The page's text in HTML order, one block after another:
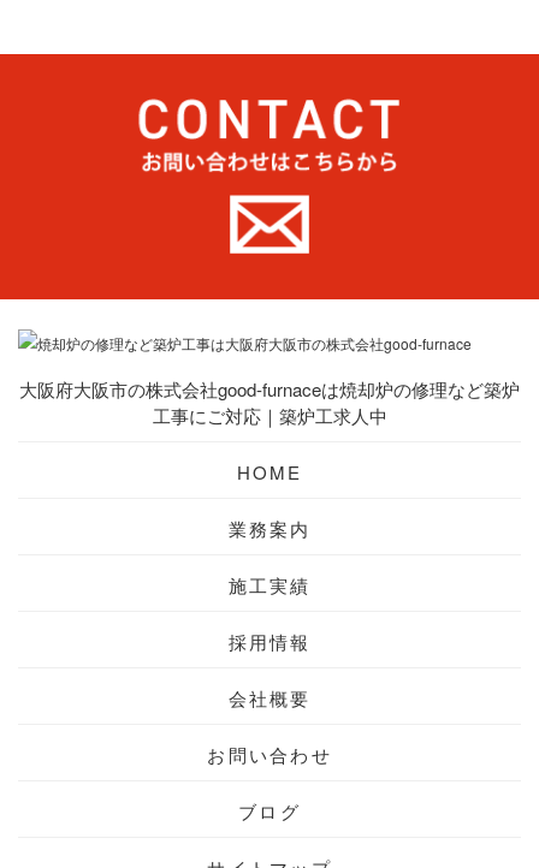
大阪府大阪市の株式会社good-furnaceは焼却炉の修理など築炉
工事にご対応｜築炉工求人中
HOME
業務案内
施工実績
採用情報
会社概要
お問い合わせ
ブログ